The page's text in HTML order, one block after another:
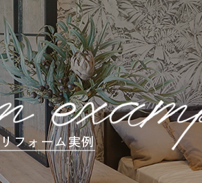
リフォーム実例